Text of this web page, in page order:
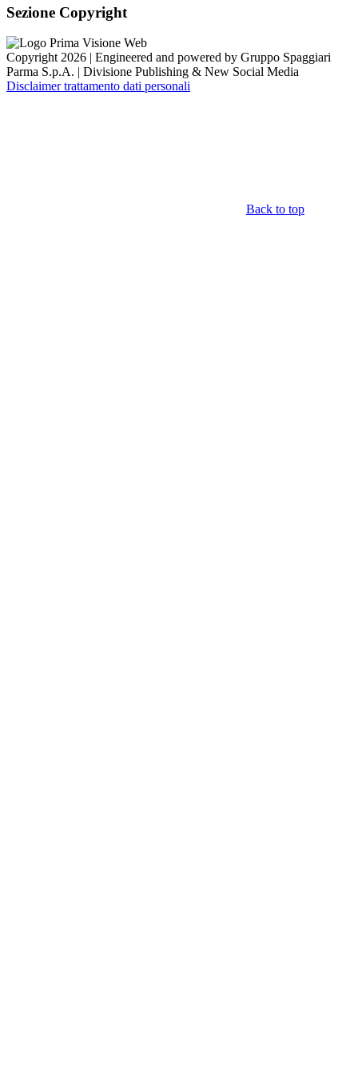
Sezione Copyright
Copyright 2026 | Engineered and powered by Gruppo Spaggiari
Parma S.p.A. | Divisione Publishing & New Social Media
Disclaimer trattamento dati personali
Back to top